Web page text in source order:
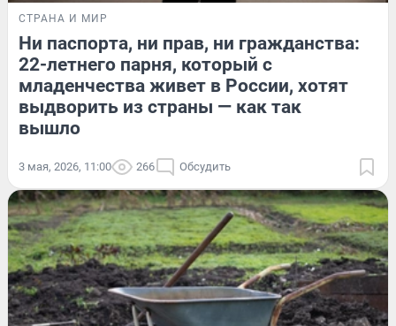
СТРАНА И МИР
Ни паспорта, ни прав, ни гражданства:
22-летнего парня, который с
младенчества живет в России, хотят
выдворить из страны — как так
вышло
3 мая, 2026, 11:00 266 Обсудить